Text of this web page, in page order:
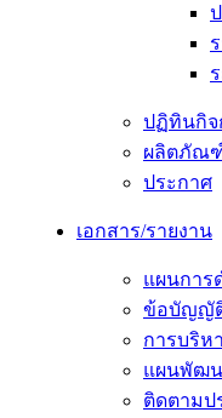
ปฏิทินกิจ
ผลิตภัณ
ประกาศ
เอกสาร/รายงาน
แผนการ
ข้อบัญญั
การบริห
แผนพัฒ
ติดตามป